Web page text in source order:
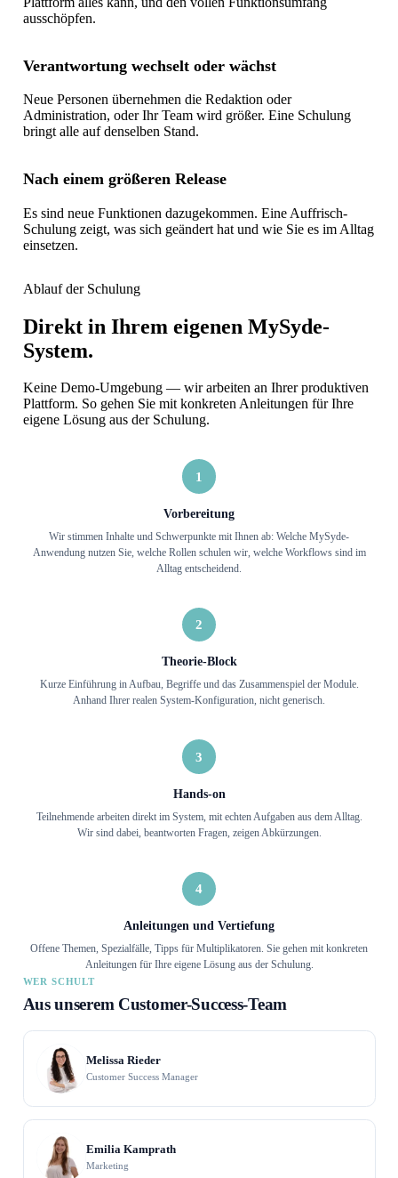
ausschöpfen.
Verantwortung wechselt oder wächst
Neue Personen übernehmen die Redaktion oder
Administration, oder Ihr Team wird größer. Eine Schulung
bringt alle auf denselben Stand.
Nach einem größeren Release
Es sind neue Funktionen dazugekommen. Eine Auffrisch-
Schulung zeigt, was sich geändert hat und wie Sie es im Alltag
einsetzen.
Ablauf der Schulung
Direkt in Ihrem eigenen MySyde-
System.
Keine Demo-Umgebung — wir arbeiten an Ihrer produktiven
Plattform. So gehen Sie mit konkreten Anleitungen für Ihre
eigene Lösung aus der Schulung.
1
Vorbereitung
Wir stimmen Inhalte und Schwerpunkte mit Ihnen ab: Welche MySyde-
Anwendung nutzen Sie, welche Rollen schulen wir, welche Workflows sind im
Alltag entscheidend.
2
Theorie-Block
Kurze Einführung in Aufbau, Begriffe und das Zusammenspiel der Module.
Anhand Ihrer realen System-Konfiguration, nicht generisch.
3
Hands-on
Teilnehmende arbeiten direkt im System, mit echten Aufgaben aus dem Alltag.
Wir sind dabei, beantworten Fragen, zeigen Abkürzungen.
4
Anleitungen und Vertiefung
Offene Themen, Spezialfälle, Tipps für Multiplikatoren. Sie gehen mit konkreten
Anleitungen für Ihre eigene Lösung aus der Schulung.
WER SCHULT
Aus unserem Customer-Success-Team
Melissa Rieder
Customer Success Manager
Emilia Kamprath
Marketing